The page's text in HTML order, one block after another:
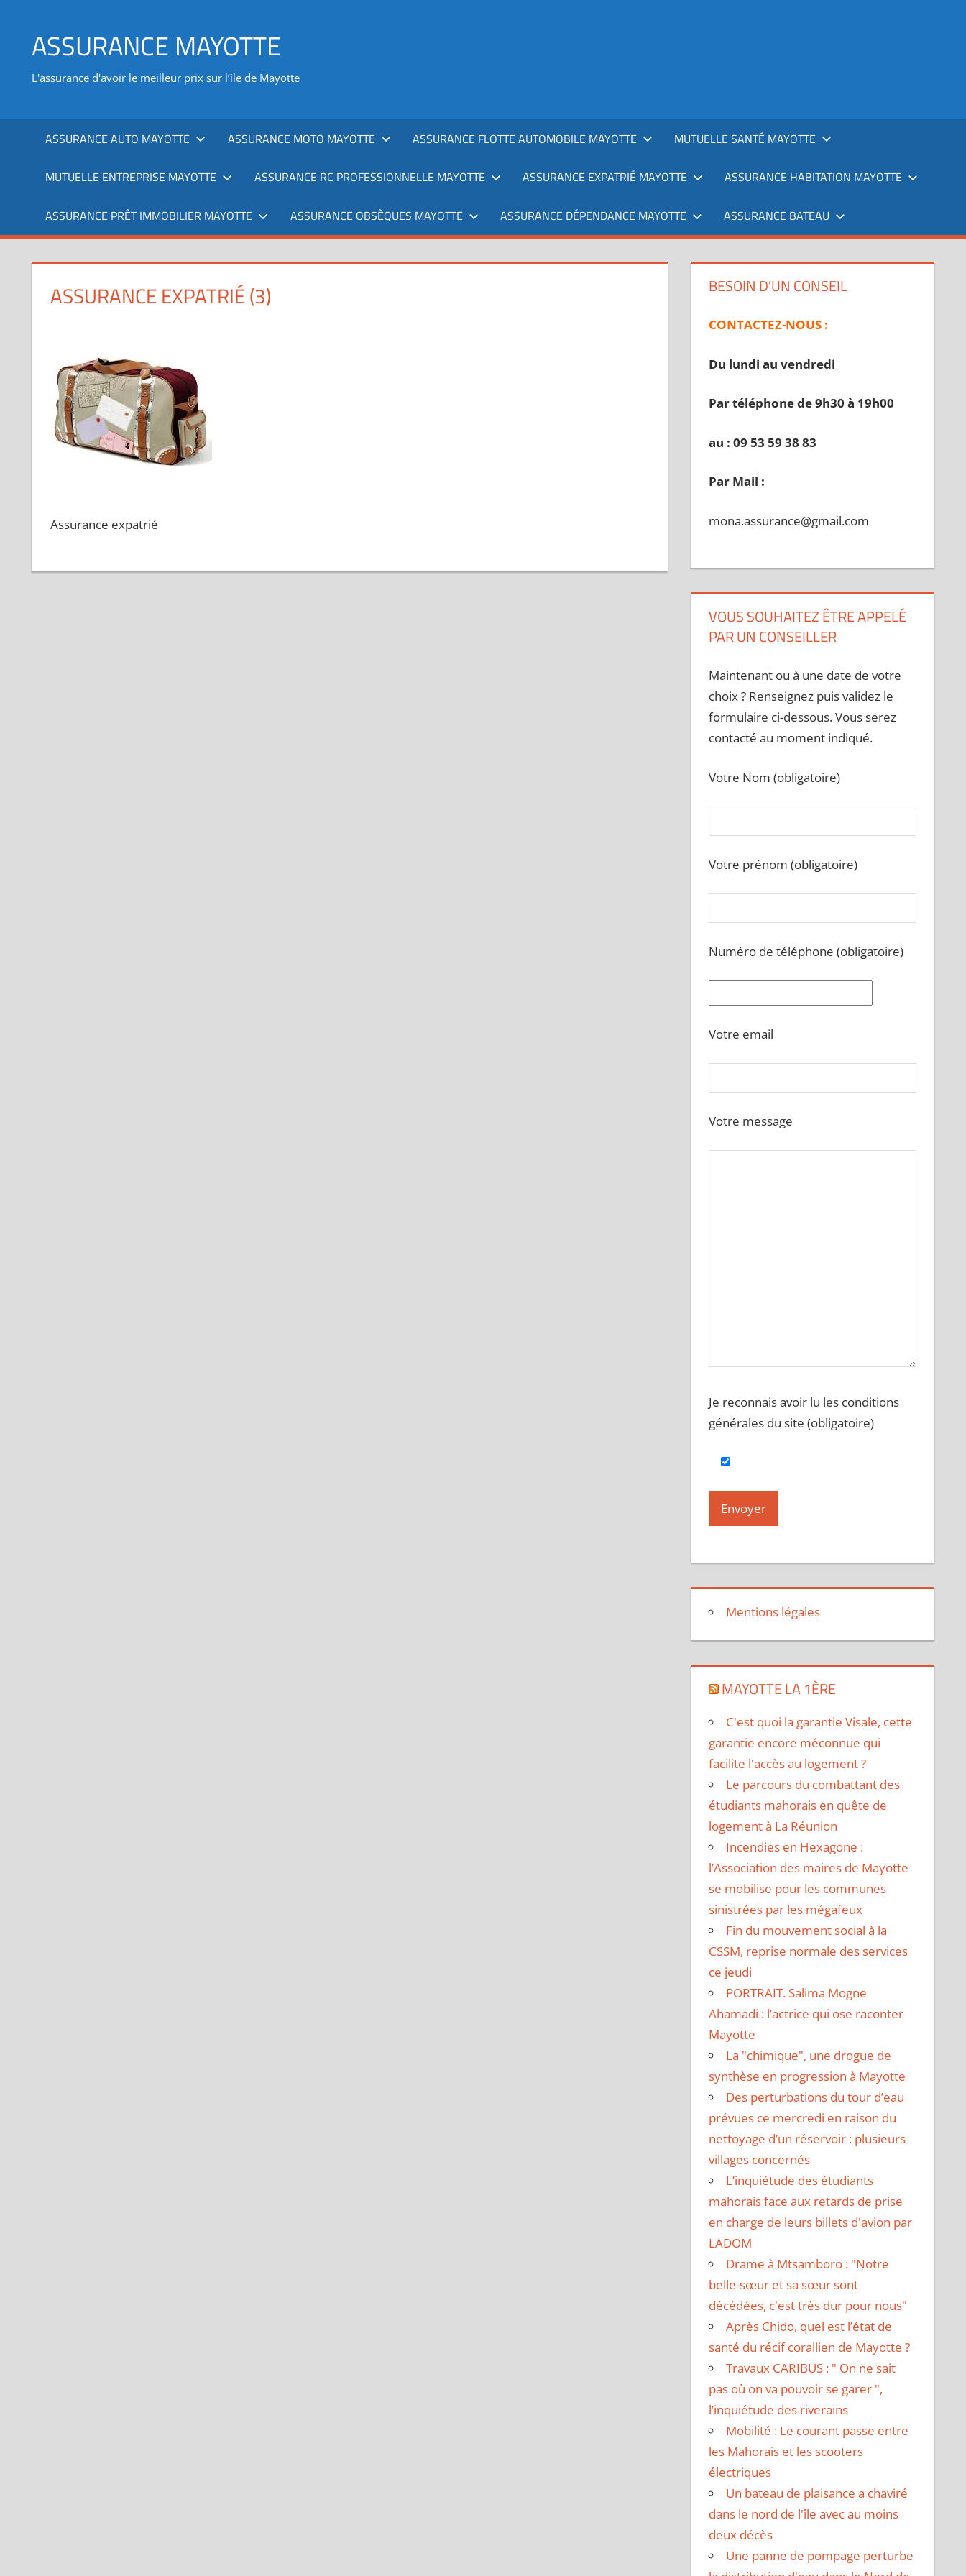
contenuASSURANCE MAYOTTE
L'assurance d'avoir le meilleur prix sur l’île de Mayotte
ASSURANCE AUTO MAYOTTE ASSURANCE MOTO MAYOTTE ASSURANCE FLOTTE AUTOMOBILE MAYOTTE MUTUELLE SANTÉ MAYOTTE
MUTUELLE ENTREPRISE MAYOTTE ASSURANCE RC PROFESSIONNELLE MAYOTTE ASSURANCE EXPATRIÉ MAYOTTE ASSURANCE HABITATION MAYOTTE
ASSURANCE PRÊT IMMOBILIER MAYOTTE ASSURANCE OBSÈQUES MAYOTTE ASSURANCE DÉPENDANCE MAYOTTE ASSURANCE BATEAU
ASSURANCE EXPATRIÉ (3)
Assurance expatrié
BESOIN D’UN CONSEIL
CONTACTEZ-NOUS :
Du lundi au vendredi
Par téléphone de 9h30 à 19h00
au : 09 53 59 38 83
Par Mail :
mona.assurance@gmail.com
VOUS SOUHAITEZ ÊTRE APPELÉ
PAR UN CONSEILLER
Maintenant ou à une date de votre
choix ? Renseignez puis validez le
formulaire ci-dessous. Vous serez
contacté au moment indiqué.
Votre Nom (obligatoire)
Votre prénom (obligatoire)
Numéro de téléphone (obligatoire)
Votre email
Votre message
Je reconnais avoir lu les conditions
générales du site (obligatoire)
Mentions légales
MAYOTTE LA 1ÈRE
C'est quoi la garantie Visale, cette
garantie encore méconnue qui
facilite l'accès au logement ?
Le parcours du combattant des
étudiants mahorais en quête de
logement à La Réunion
Incendies en Hexagone :
l’Association des maires de Mayotte
se mobilise pour les communes
sinistrées par les mégafeux
Fin du mouvement social à la
CSSM, reprise normale des services
ce jeudi
PORTRAIT. Salima Mogne
Ahamadi : l’actrice qui ose raconter
Mayotte
La "chimique", une drogue de
synthèse en progression à Mayotte
Des perturbations du tour d’eau
prévues ce mercredi en raison du
nettoyage d’un réservoir : plusieurs
villages concernés
L’inquiétude des étudiants
mahorais face aux retards de prise
en charge de leurs billets d'avion par
LADOM
Drame à Mtsamboro : "Notre
belle-sœur et sa sœur sont
décédées, c'est très dur pour nous"
Après Chido, quel est l’état de
santé du récif corallien de Mayotte ?
Travaux CARIBUS : " On ne sait
pas où on va pouvoir se garer ",
l’inquiétude des riverains
Mobilité : Le courant passe entre
les Mahorais et les scooters
électriques
Un bateau de plaisance a chaviré
dans le nord de l'île avec au moins
deux décès
Une panne de pompage perturbe